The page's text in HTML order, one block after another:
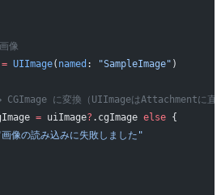
像
= UIImage( named : "SampleImage" )
に変換（UIImageはAttachmentに直
= uiImage? .cgImage else {
像の読み込みに失敗しました"